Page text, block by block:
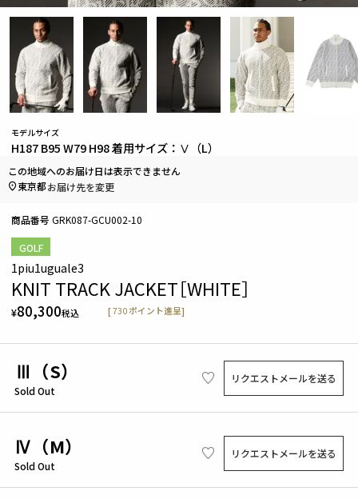
GOLF
モデルサイズ
H187 B95 W79 H98 着用サイズ：Ⅴ（L）
1piu1uguale3
KNIT TRACK JACKET［WHITE］
¥80,300税込 [730 ポイント進呈]
商品番号 GRK087-GCU002-10
Ⅲ（S）
Sold Out
リクエストメールを送る
Ⅳ（M）
Sold Out
リクエストメールを送る
この地域へのお届け日は表示できません
東京都お届け先を変更